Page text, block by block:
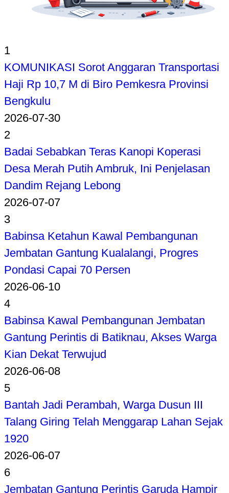
1
KOMUNIKASI Sorot Anggaran Transportasi
Haji Rp 10,7 M di Biro Pemkesra Provinsi
Bengkulu
2026-07-30
2
Badai Sebabkan Teras Kanopi Koperasi
Desa Merah Putih Ambruk, Ini Penjelasan
Dandim Rejang Lebong
2026-07-07
3
Babinsa Ketahun Kawal Pembangunan
Jembatan Gantung Kualalangi, Progres
Pondasi Capai 70 Persen
2026-06-10
4
Babinsa Kawal Pembangunan Jembatan
Gantung Perintis di Batiknau, Akses Warga
Kian Dekat Terwujud
2026-06-08
5
Bantah Jadi Perambah, Warga Dusun III
Talang Giring Telah Menggarap Lahan Sejak
1920
2026-06-07
6
Jembatan Gantung Perintis Garuda Hampir